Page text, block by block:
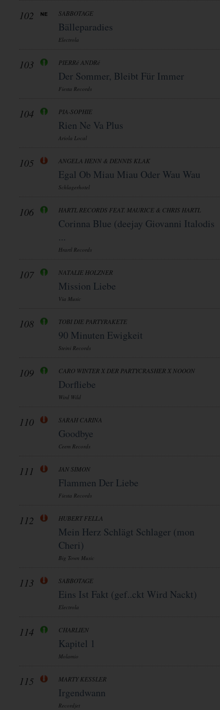
102 SABBOTAGE
Bälleparadies
Electrola
103 PIERRé ANDRé
Der Sommer, Bleibt Für Immer
Fiesta Records
104 PIA-SOPHIE
Rien Ne Va Plus
Ariola Local
105 ANGELA HENN & DENNIS KLAK
Egal Ob Miau Miau Oder Wau Wau
Schlagerhotel
106 HARTL RECORDS FEAT. MAURICE & CHRIS HARTL
Corinna Blue (deejay Giovanni Italodis
...
Hrartl Records
107 NATALIE HOLZNER
Mission Liebe
Via Music
108 TOBI DIE PARTYRAKETE
90 Minuten Ewigkeit
Steini Records
109 CARO WINTER X DER PARTYCRASHER X NOOON
Dorfliebe
Wird Wild
110 SARAH CARINA
Goodbye
Ceem Records
111 JAN SIMON
Flammen Der Liebe
Fiesta Records
112 HUBERT FELLA
Mein Herz Schlägt Schlager (mon
Cheri)
Big Town Music
113 SABBOTAGE
Eins Ist Fakt (gef..ckt Wird Nackt)
Electrola
114 CHARLIEN
Kapitel 1
Molamio
115 MARTY KESSLER
Irgendwann
Recordjet